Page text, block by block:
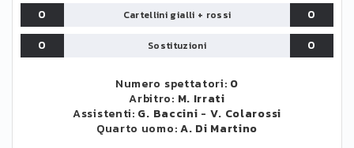
0
Cartellini gialli + rossi
0
0
Sostituzioni 0
Numero spettatori: 0
Arbitro: M. Irrati
Assistenti: G. Baccini - V. Colarossi
Quarto uomo:A. Di Martino